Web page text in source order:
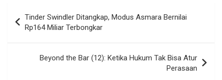
pos
Tinder Swindler Ditangkap, Modus Asmara Bernilai
Rp164 Miliar Terbongkar
Beyond the Bar (12): Ketika Hukum Tak Bisa Atur
Perasaan